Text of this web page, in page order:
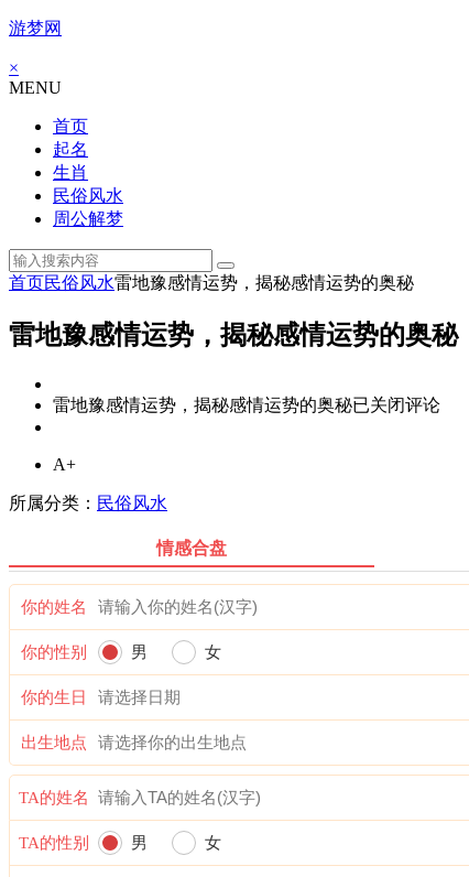
游梦网
×
MENU
首页
起名
生肖
民俗风水
周公解梦
首页民俗风水雷地豫感情运势，揭秘感情运势的奥秘
雷地豫感情运势，揭秘感情运势的奥秘
雷地豫感情运势，揭秘感情运势的奥秘已关闭评论
A+
所属分类： 民俗风水
情感合盘
你的姓名
你的性别 男 女
你的生日
出生地点
TA的姓名
TA的性别 男 女